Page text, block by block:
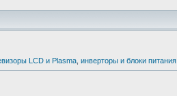
LCD и Plasma инверторы и блоки питания